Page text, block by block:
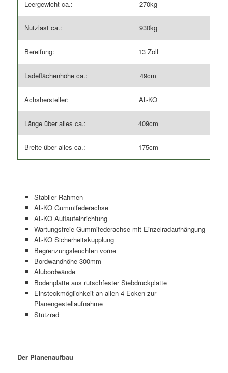
Leergewicht ca.: 270kg
Nutzlast ca.: 930kg
Bereifung: 13 Zoll
Ladeflächenhöhe ca.: 49cm
Achshersteller: AL-KO
Länge über alles ca.: 409cm
Breite über alles ca.: 175cm
Stabiler Rahmen
AL-KO Gummifederachse
AL-KO Auflaufeinrichtung
Wartungsfreie Gummifederachse mit Einzelradaufhängung
AL-KO Sicherheitskupplung
Begrenzungsleuchten vorne
Bordwandhöhe 300mm
Alubordwände
Bodenplatte aus rutschfester Siebdruckplatte
Einsteckmöglichkeit an allen 4 Ecken zur
Planengestellaufnahme
Stützrad
Der Planenaufbau